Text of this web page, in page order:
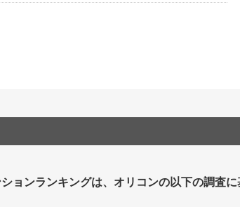
ョンランキングは、オリコンの以下の調査に